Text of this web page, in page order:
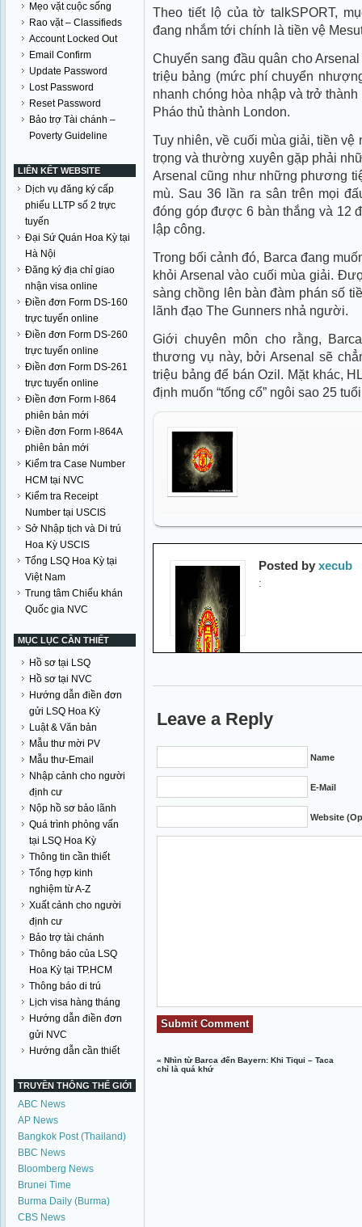
Mẹo vặt cuộc sống
Rao vặt – Classifieds
Account Locked Out
Email Confirm
Update Password
Lost Password
Reset Password
Bảo trợ Tài chánh –
Poverty Guideline
LIÊN KẾT WEBSITE
Dịch vụ đăng ký cấp
phiếu LLTP số 2 trực
tuyến
Đại Sứ Quán Hoa Kỳ tại
Hà Nội
Đăng ký địa chỉ giao
nhận visa online
Điền đơn Form DS-160
trực tuyến online
Điền đơn Form DS-260
trực tuyến online
Điền đơn Form DS-261
trực tuyến online
Điền đơn Form I-864
phiên bản mới
Điền đơn Form I-864A
phiên bản mới
Kiểm tra Case Number
HCM tại NVC
Kiểm tra Receipt
Number tại USCIS
Sở Nhập tịch và Di trú
Hoa Kỳ USCIS
Tổng LSQ Hoa Kỳ tại
Việt Nam
Trung tâm Chiếu khán
Quốc gia NVC
MỤC LỤC CẦN THIẾT
Hồ sơ tại LSQ
Hồ sơ tại NVC
Hướng dẫn điền đơn
gửi LSQ Hoa Kỳ
Luật & Văn bản
Mẫu thư mời PV
Mẫu thư-Email
Nhập cảnh cho người
định cư
Nộp hồ sơ bảo lãnh
Quá trình phỏng vấn
tại LSQ Hoa Kỳ
Thông tin cần thiết
Tổng hợp kinh
nghiệm từ A-Z
Xuất cảnh cho người
định cư
Bảo trợ tài chánh
Thông báo của LSQ
Hoa Kỳ tại TP.HCM
Thông báo di trú
Lịch visa hàng tháng
Hướng dẫn điền đơn
gửi NVC
Hướng dẫn cần thiết
TRUYỀN THÔNG THẾ GIỚI
ABC News
AP News
Bangkok Post (Thailand)
BBC News
Bloomberg News
Brunei Time
Burma Daily (Burma)
CBS News
Theo tiết lộ của tờ talkSPORT,
đang nhắm tới chính là tiền vệ
Chuyển sang đầu quân cho
triệu bảng (mức phí chuyển
nhanh chóng hòa nhập và trở
Pháo thủ thành London.
Tuy nhiên, về cuối mùa giải, tiền
trọng và thường xuyên gặp phải
Arsenal cũng như những phương
mù. Sau 36 lần ra sân trên mọi
đóng góp được 6 bàn thắng và 12
lập công.
Trong bối cảnh đó, Barca đang
khỏi Arsenal vào cuối mùa giải.
sàng chồng lên bàn đàm phán số
lãnh đạo The Gunners nhả người.
Giới chuyên môn cho rằng,
thương vụ này, bởi Arsenal sẽ
triệu bảng để bán Ozil. Mặt khác,
định muốn “tống cổ” ngôi sao 25
Posted by xecub
:
Leave a Reply
Name
E-Mail
Website
«Nhìn từ Barca đến Bayern: Khi Tiqui – Taca
chỉ là quá khứ